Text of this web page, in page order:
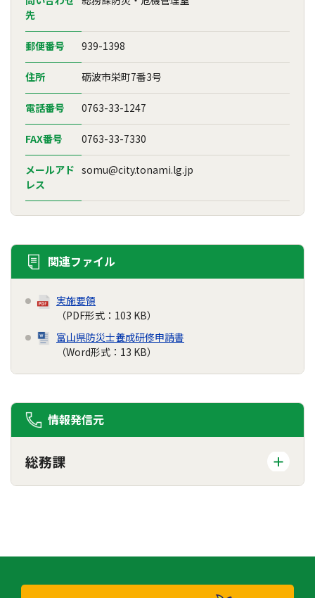
先
郵便番号 939-1398
住所 砺波市栄町7番3号
電話番号 0763-33-1247
FAX番号 0763-33-7330
メールアド
レス
somu@city.tonami.lg.jp
関連ファイル
実施要領
（PDF形式：103 KB）
富山県防災士養成研修申請書
（Word形式：13 KB）
情報発信元
総務課